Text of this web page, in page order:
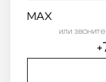
MAX
или